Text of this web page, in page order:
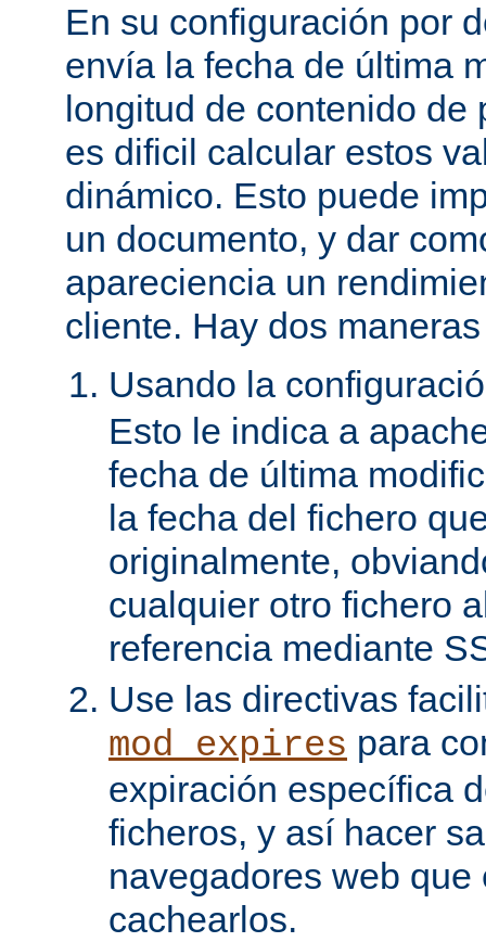
En su configuración por
envía la fecha de última
longitud de contenido
es dificil calcular estos
dinámico. Esto puede
un documento, y dar
apareciencia un
cliente. Hay dos
Usando la
Esto le indica a
fecha de última
la fecha del fichero
originalmente,
cualquier otro fichero
referencia mediante
Use las directivas
mod_expires para
expiración específica
ficheros, y así hacer
navegadores web que
cachearlos.